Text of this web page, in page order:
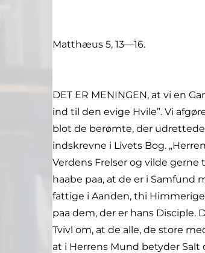
Matthæus 5, 13—16.
DET ER MENINGEN, at vi en
ind til den evige Hvile”. Vi
blot de berømte, der
indskrevne i Livets Bog.
Verdens Frelser og vilde
haabe paa, at de er i Samfund
fattige i Aanden, thi
paa dem, der er hans Disciple.
Tvivl om, at de alle, de store
at i Herrens Mund betyder Salt